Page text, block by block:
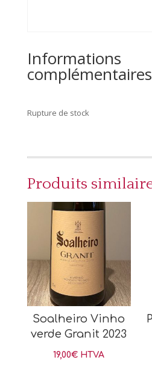
Informations
complémentaires
Rupture de stock
Produits
Soalheiro Vinho
verde Granit 2023
19,00€ HTVA